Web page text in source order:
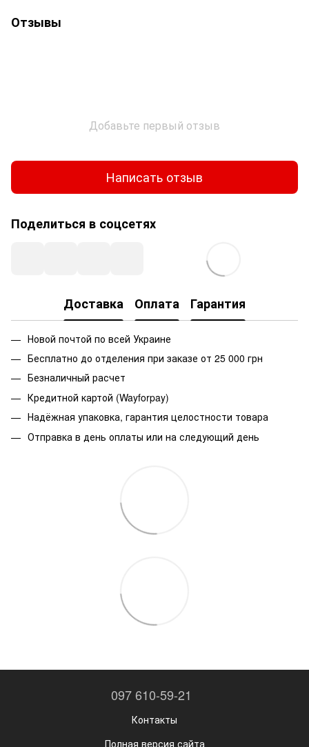
Отзывы
Добавьте первый отзыв
Написать отзыв
Поделиться в соцсетях
Доставка Оплата Гарантия
Новой почтой по всей Украине
Бесплатно до отделения при заказе от 25 000 грн
Безналичный расчет
Кредитной картой (Wayforpay)
Надёжная упаковка, гарантия целостности товара
Отправка в день оплаты или на следующий день
097 610-59-21
Контакты
Полная версия сайта